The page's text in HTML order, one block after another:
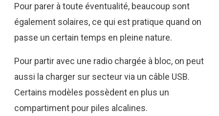
Pour parer à toute éventualité, beaucoup sont
également solaires, ce qui est pratique quand on
passe un certain temps en pleine nature.
Pour partir avec une radio chargée à bloc, on peut
aussi la charger sur secteur via un câble USB.
Certains modèles possèdent en plus un
compartiment pour piles alcalines.